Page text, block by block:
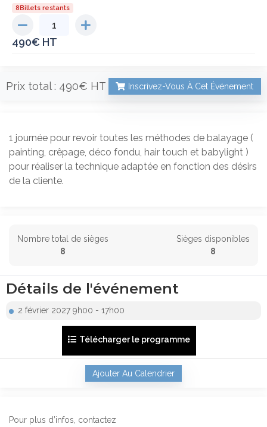
8Billets restants
490€
Prix total : 490€ Inscrivez-Vous À Cet Événement
1 journée pour revoir toutes les méthodes de balayage (
painting, crêpage, déco fondu, hair touch et babylight )
pour réaliser la technique adaptée en fonction des désirs
de la cliente.
Nombre total de sièges
8
Sièges disponibles
8
Détails de l'événement
2 février 2027 9h00 - 17h00
Télécharger le programme
Ajouter Au Calendrier
Pour plus d’infos, contactez